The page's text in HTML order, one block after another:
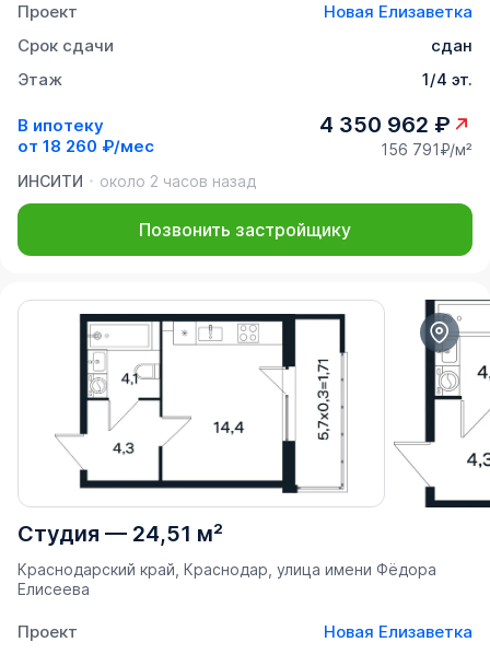
Проект
Новая Елизаветка
Срок сдачи
сдан
Этаж
1/4 эт.
В ипотеку
от 18 260 ₽/мес
4 350 962 ₽
156 791₽/м²
ИНСИТИ
около 2 часов назад
Позвонить застройщику
Студия — 24,51 м²
Краснодарский край, Краснодар, улица имени Фёдора
Елисеева
Проект
Новая Елизаветка